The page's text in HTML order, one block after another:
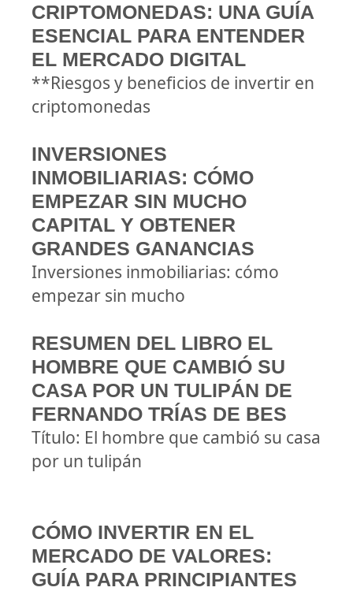
CRIPTOMONEDAS: UNA GUÍA
ESENCIAL PARA ENTENDER
EL MERCADO DIGITAL
**Riesgos y beneficios de invertir en
criptomonedas
INVERSIONES
INMOBILIARIAS: CÓMO
EMPEZAR SIN MUCHO
CAPITAL Y OBTENER
GRANDES GANANCIAS
Inversiones inmobiliarias: cómo
empezar sin mucho
RESUMEN DEL LIBRO EL
HOMBRE QUE CAMBIÓ SU
CASA POR UN TULIPÁN DE
FERNANDO TRÍAS DE BES
Título: El hombre que cambió su casa
por un tulipán
CÓMO INVERTIR EN EL
MERCADO DE VALORES:
GUÍA PARA PRINCIPIANTES